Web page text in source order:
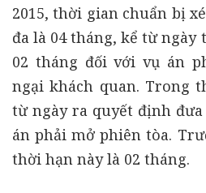
2015, thời gian chuẩn bị
đa là 04 tháng, kể từ ngày
02 tháng đối với vụ án
ngại khách quan. Trong
từ ngày ra quyết định
án phải mở phiên tòa.
thời hạn này là 02 tháng.